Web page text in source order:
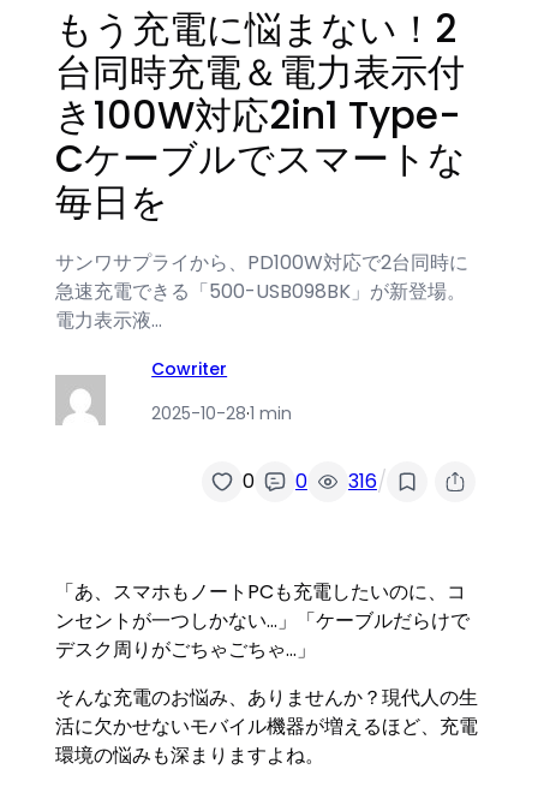
もう充電に悩まない！2
台同時充電＆電力表示付
き100W対応2in1 Type-
Cケーブルでスマートな
毎日を
サンワサプライから、PD100W対応で2台同時に
急速充電できる「500-USB098BK」が新登場。
電力表示液…
Cowriter
2025-10-28·1 min
0 0 316/
「あ、スマホもノートPCも充電したいのに、コ
ンセントが一つしかない…」「ケーブルだらけで
デスク周りがごちゃごちゃ…」
そんな充電のお悩み、ありませんか？現代人の生
活に欠かせないモバイル機器が増えるほど、充電
環境の悩みも深まりますよね。